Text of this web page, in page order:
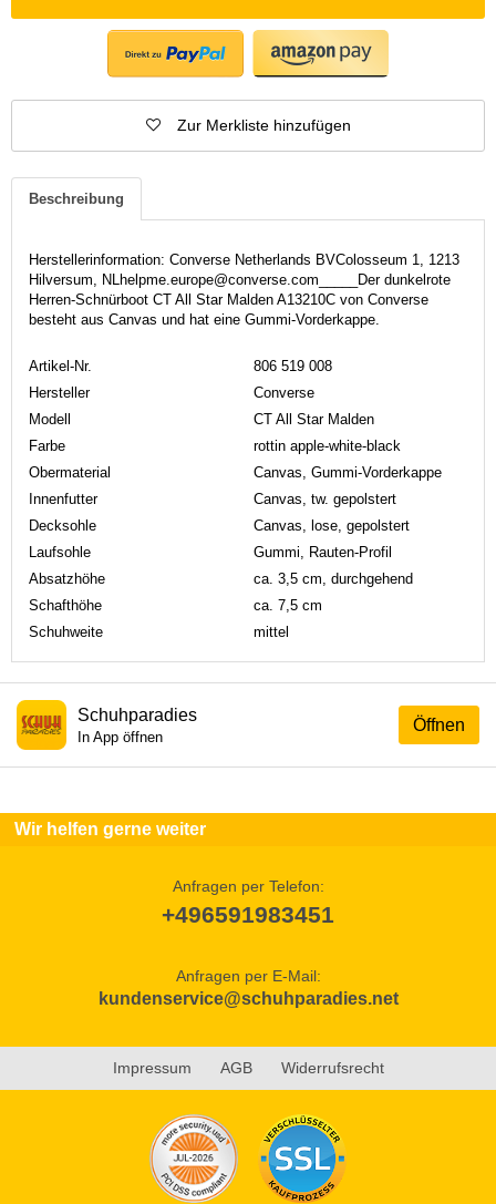
Zur Merkliste hinzufügen
Beschreibung
Herstellerinformation: Converse Netherlands BVColosseum 1, 1213
Hilversum, NLhelpme.europe@converse.com_____Der dunkelrote
Herren-Schnürboot CT All Star Malden A13210C von Converse
besteht aus Canvas und hat eine Gummi-Vorderkappe.
Artikel-Nr.
806 519 008
Hersteller
Converse
Modell
CT All Star Malden
Farbe
rottin apple-white-black
Obermaterial
Canvas, Gummi-Vorderkappe
Innenfutter
Canvas, tw. gepolstert
Decksohle
Canvas, lose, gepolstert
Laufsohle
Gummi, Rauten-Profil
Absatzhöhe
ca. 3,5 cm, durchgehend
Schafthöhe
ca. 7,5 cm
Schuhweite
mittel
Öffnen
Schuhparadies
In App öffnen
Wir helfen gerne weiter
Anfragen per Telefon:
+496591983451
Anfragen per E-Mail:
kundenservice@schuhparadies.net
Impressum AGB Widerrufsrecht